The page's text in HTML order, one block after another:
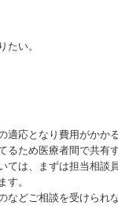
たい。
適応となり費用がかか
るため医療者間で共有
は、まずは担当相談
す。
などご相談を受けられ